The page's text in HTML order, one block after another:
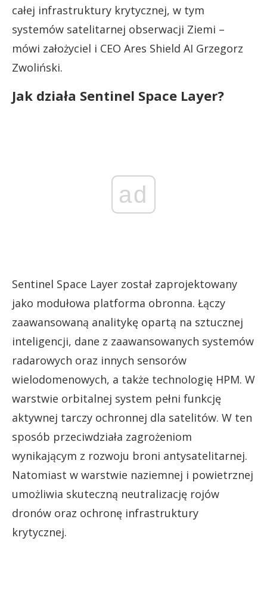
całej infrastruktury krytycznej, w tym
systemów satelitarnej obserwacji Ziemi –
mówi założyciel i CEO Ares Shield AI Grzegorz
Zwoliński.
Jak działa Sentinel Space Layer?
ad
Sentinel Space Layer został zaprojektowany
jako modułowa platforma obronna. Łączy
zaawansowaną analitykę opartą na sztucznej
inteligencji, dane z zaawansowanych systemów
radarowych oraz innych sensorów
wielodomenowych, a także technologię HPM. W
warstwie orbitalnej system pełni funkcję
aktywnej tarczy ochronnej dla satelitów. W ten
sposób przeciwdziała zagrożeniom
wynikającym z rozwoju broni antysatelitarnej.
Natomiast w warstwie naziemnej i powietrznej
umożliwia skuteczną neutralizację rojów
dronów oraz ochronę infrastruktury
krytycznej.